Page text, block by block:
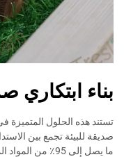
بناء ابتكاري
تستند هذه الحلول المتميزة
صديقة للبيئة تجمع بين
ما يصل إلى 95٪